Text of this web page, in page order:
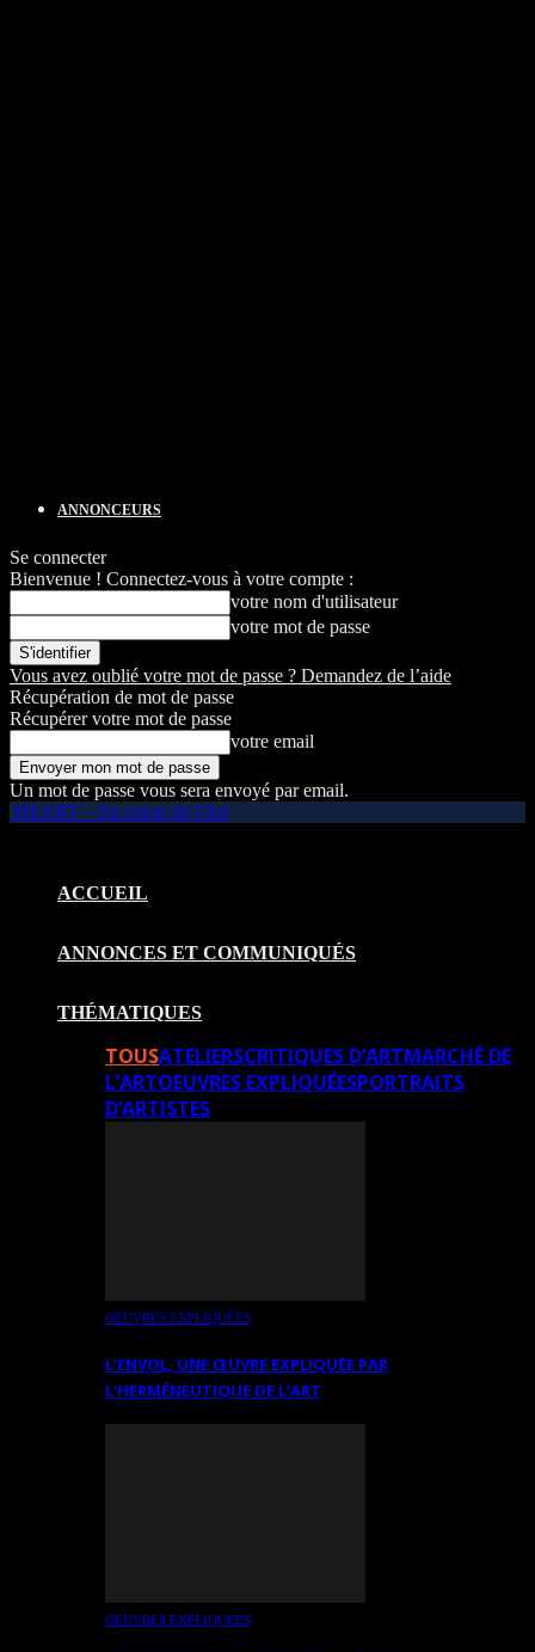
ANNONCEURS
Se connecter
Bienvenue ! Connectez-vous à votre compte :
votre nom d'utilisateur
votre mot de passe
Vous avez oublié votre mot de passe ? Demandez de l’aide
Récupération de mot de passe
Récupérer votre mot de passe
votre email
Un mot de passe vous sera envoyé par email.
HEART – Au coeur de l'Art
ACCUEIL
ANNONCES ET COMMUNIQUÉS
THÉMATIQUES
TOUSATELIERSCRITIQUES D’ARTMARCHÉ DE
L’ARTOEUVRES EXPLIQUÉESPORTRAITS
D’ARTISTES
OEUVRES EXPLIQUÉES
L’ENVOL, UNE ŒUVRE EXPLIQUÉE PAR
L’HERMÉNEUTIQUE DE L’ART
OEUVRES EXPLIQUÉES